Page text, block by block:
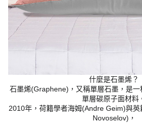
什麼是石墨烯？
石墨烯(Graphene)，又稱單層石墨，是
單層碳原子面材料
2010年，荷籍學者海姆(Andre Geim)與
Novoselov)，